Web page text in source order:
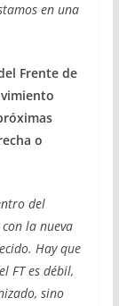
en una
Frente de
o
del
la nueva
Hay que
FT es débil,
sino